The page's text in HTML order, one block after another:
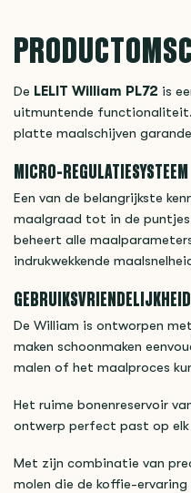
De LELIT William PL72 is
uitmuntende functionaliteit.
platte maalschijven
MICRO-REGULATIESYSTEEM
Een van de belangrijkste
maalgraad tot in de
beheert alle
indrukwekkende
GEBRUIKSVRIENDELIJKHEID
De William is ontworpen
maken schoonmaken
malen of het maalproces
Het ruime bonenreservoir
ontwerp perfect past op
Met zijn combinatie van
molen die de koffie-